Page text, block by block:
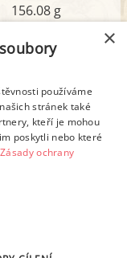
156.08 g
11.54 g
72.89 g
9.12 g
ÚDAJŮ
×
používáme
stránek také
kteří je mohou
poskytli nebo které
Zásady ochrany